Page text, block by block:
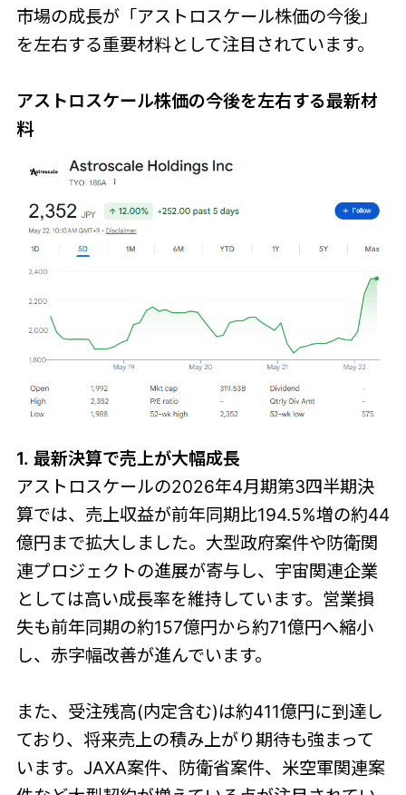
市場の成長が「アストロスケール株価の今後」
を左右する重要材料として注目されています。
アストロスケール株価の今後を左右する最新材
料
1. 最新決算で売上が大幅成長
アストロスケールの2026年4月期第3四半期決
算では、売上収益が前年同期比194.5%増の約44
億円まで拡大しました。大型政府案件や防衛関
連プロジェクトの進展が寄与し、宇宙関連企業
としては高い成長率を維持しています。営業損
失も前年同期の約157億円から約71億円へ縮小
し、赤字幅改善が進んでいます。
また、受注残高(内定含む)は約411億円に到達し
ており、将来売上の積み上がり期待も強まって
います。JAXA案件、防衛省案件、米空軍関連案